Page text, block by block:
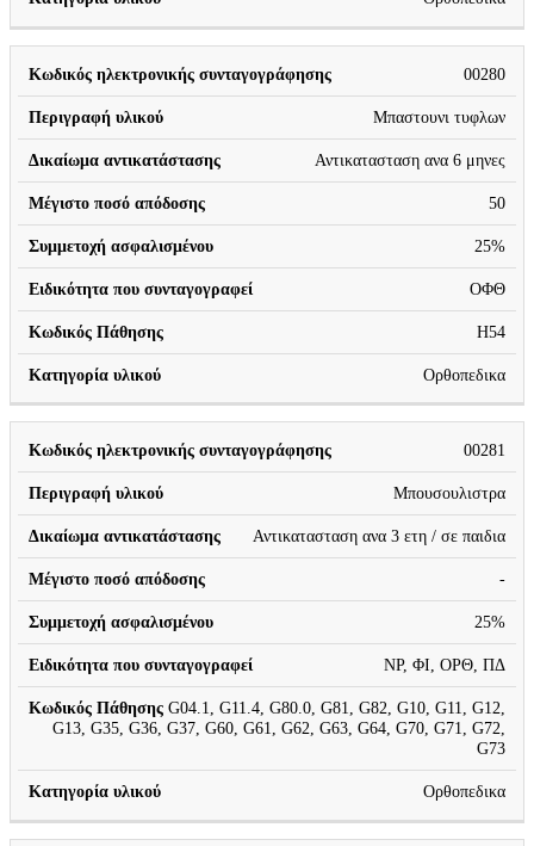
00280
Μπαστουνι τυφλων
Αντικατασταση ανα 6 μηνες
50
25%
ΟΦΘ
H54
Ορθοπεδικα
00281
Μπουσουλιστρα
Αντικατασταση ανα 3 ετη / σε παιδια
-
25%
ΝΡ, ΦΙ, ΟΡΘ, ΠΔ
G04.1, G11.4, G80.0, G81, G82, G10, G11, G12,
G13, G35, G36, G37, G60, G61, G62, G63, G64, G70, G71, G72,
G73
Ορθοπεδικα